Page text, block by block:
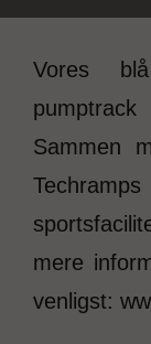
Vores
Sammen
mere
venligst: